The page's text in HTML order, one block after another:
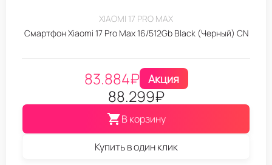
XIAOMI 17 PRO MAX
Смартфон Xiaomi 17 Pro Max 16/512Gb Black (Черный) CN
83.884₽ Акция
88.299₽
В корзину
Купить в один клик